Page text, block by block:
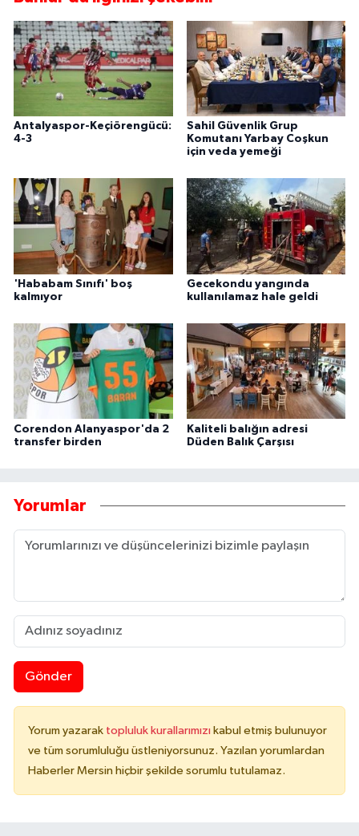
Antalyaspor-Keçiörengücü:
4-3
Sahil Güvenlik Grup
Komutanı Yarbay Coşkun
için veda yemeği
'Hababam Sınıfı' boş
kalmıyor
Gecekondu yangında
kullanılamaz hale geldi
Corendon Alanyaspor'da 2
transfer birden
Kaliteli balığın adresi
Düden Balık Çarşısı
Yorumlar
Gönder
Yorum yazarak topluluk kurallarımızı kabul etmiş bulunuyor
ve tüm sorumluluğu üstleniyorsunuz. Yazılan yorumlardan
Haberler Mersin hiçbir şekilde sorumlu tutulamaz.